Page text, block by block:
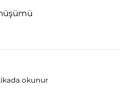
okunur